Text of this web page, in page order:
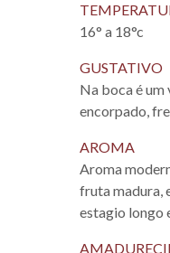
16° a 18°c
GUSTATIVO
Na boca é
encorpado,
AROMA
Aroma
fruta madura,
estagio longo